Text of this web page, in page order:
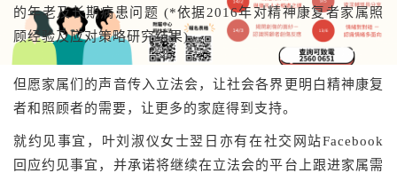
的年老及长期病患问题 (*依据2016年对精神康复者家属照
顾经验及应对策略研究结果)。
但愿家属们的声音传入立法会，让社会各界更明白精神康复
者和照顾者的需要，让更多的家庭得到支持。
就约见事宜，叶刘淑仪女士翌日亦有在社交网站Facebook
回应约见事宜，并承诺将继续在立法会的平台上跟进家属需